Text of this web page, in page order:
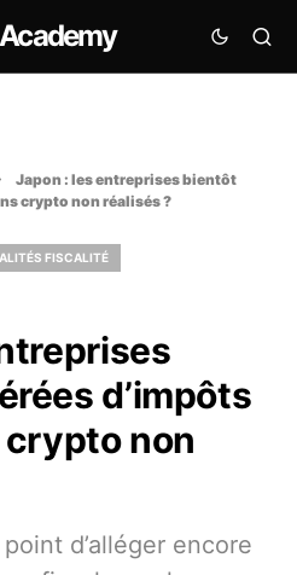
Japon : les entreprises bientôt
crypto non réalisés ?
FISCALITÉ
d’impôts
non
d’alléger encore